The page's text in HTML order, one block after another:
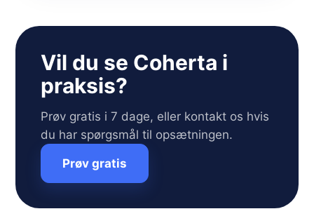
Vil du se Coherta i
praksis?
Prøv gratis i 7 dage, eller kontakt os hvis
du har spørgsmål til opsætningen.
Prøv gratis